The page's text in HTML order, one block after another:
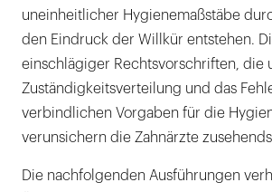
uneinheitlicher Hygienemaßstäbe
den Eindruck der Willkür entstehen.
einschlägiger Rechtsvorschriften, die
Zuständigkeitsverteilung und das
verbindlichen Vorgaben für die
verunsichern die Zahnärzte
Die nachfolgenden Ausführungen